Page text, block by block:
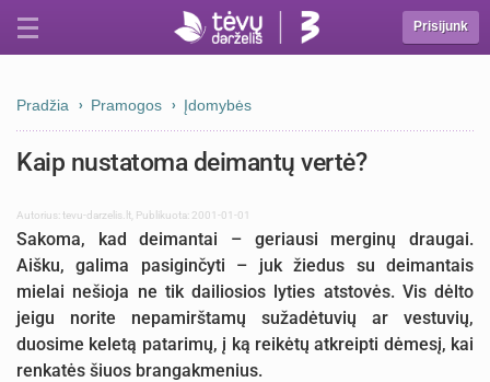
Prisijunk
Pradžia Pramogos Įdomybės
Kaip nustatoma deimantų vertė?
Autorius:tevu-darzelis.lt Publikuota: 2001-01-01
Sakoma, kad deimantai – geriausi merginų draugai.
Aišku, galima pasiginčyti – juk žiedus su deimantais
mielai nešioja ne tik dailiosios lyties atstovės. Vis dėlto
jeigu norite nepamirštamų sužadėtuvių ar vestuvių,
duosime keletą patarimų, į ką reikėtų atkreipti dėmesį, kai
renkatės šiuos brangakmenius.